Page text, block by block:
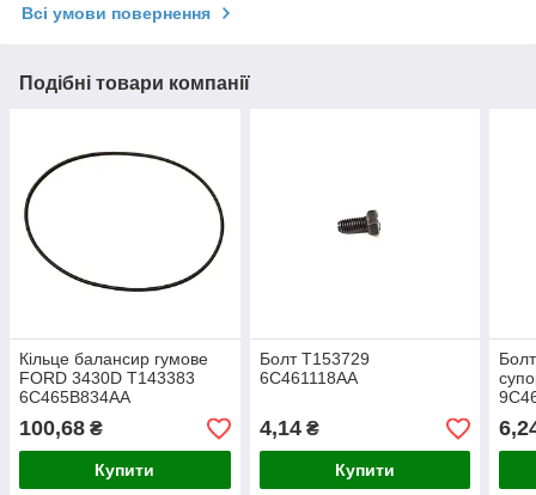
Всі умови повернення
Подібні товари компанії
Кільце балансир гумове
FORD 3430D T143383
6C465B834AA
100,68 ₴
Купити
Болт T153729
6C461118AA
4,14₴
Купити